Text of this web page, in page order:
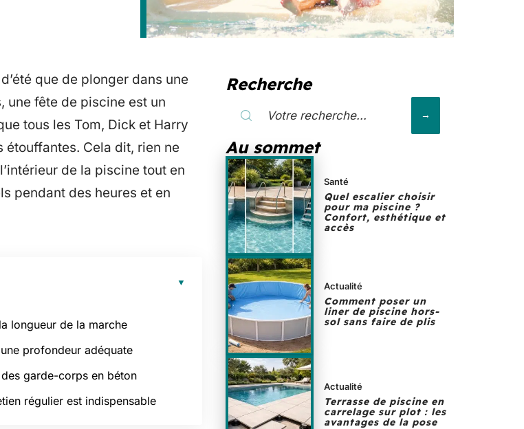
que de plonger dans une
une fête de piscine est un
tous les Tom, Dick et Harry
Cela dit, rien ne
de la piscine tout en
pendant des heures et en
longueur de la marche
profondeur adéquate
garde-corps en béton
régulier est indispensable
Recherche
Au sommet
Santé
Quel escalier choisir
pour ma piscine ?
Confort, esthétique et
accès
Actualité
Comment poser un
liner de piscine hors-
sol sans faire de plis
Actualité
Terrasse de piscine en
carrelage sur plot : les
avantages de la pose